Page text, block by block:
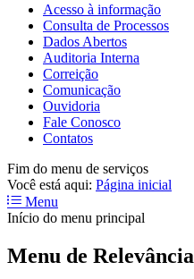
Acesso à informação
Consulta de Processos
Dados Abertos
Auditoria Interna
Correição
Comunicação
Ouvidoria
Fale Conosco
Contatos
Fim do menu de serviços
Você está aqui: Página inicial
Menu
Início do menu principal
Menu de Relevância